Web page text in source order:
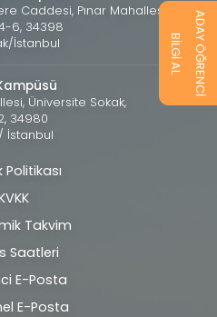
Caddesi, Pınar Mahallesi,
6, 34398
İstanbul
Üniversite Sokak,
34980
İstanbul
Alt
bilgi
Politikası
Takvim
Saatleri
E-Posta
E-Posta
BİLGİ AL ADAY ÖĞRENCİ